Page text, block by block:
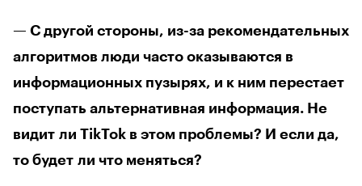
— С другой стороны, из-за рекомендательных
алгоритмов люди часто оказываются в
информационных пузырях, и к ним перестает
поступать альтернативная информация. Не
видит ли TikTok в этом проблемы? И если да,
то будет ли что меняться?